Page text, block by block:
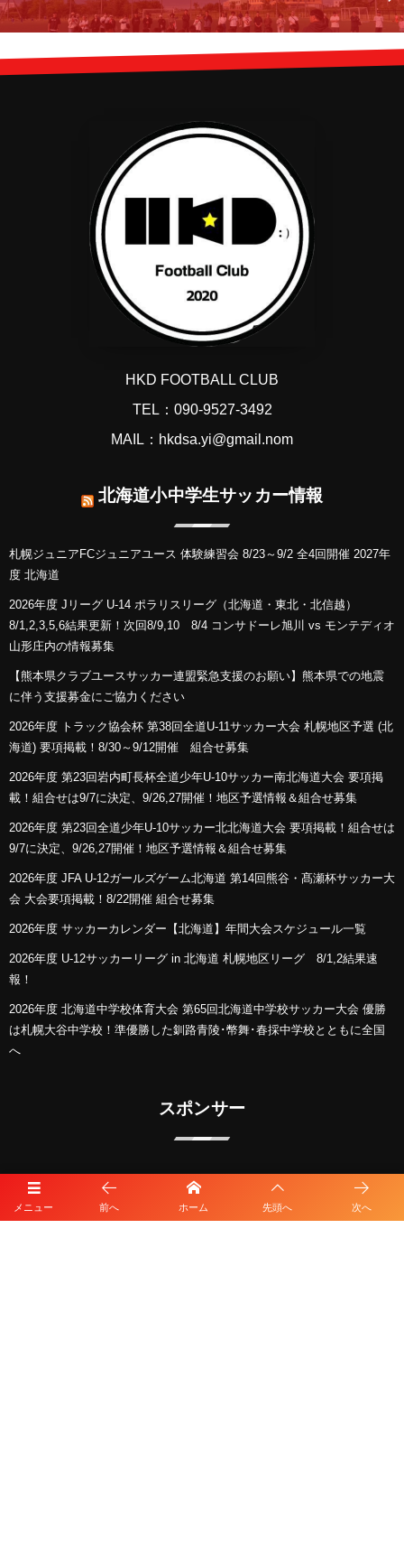
メニュー 前へ ホーム 先頭へ 次へ
HKD FOOTBALL CLUB
TEL：090-9527-3492
MAIL：hkdsa.yi@gmail.nom
北海道小中学生サッカー情報
札幌ジュニアFCジュニアユース 体験練習会 8/23～9/2 全4回開催 2027年
度 北海道
2026年度 Jリーグ U-14 ポラリスリーグ（北海道・東北・北信越）
8/1,2,3,5,6結果更新！次回8/9,10 8/4 コンサドーレ旭川 vs モンテディオ
山形庄内の情報募集
【熊本県クラブユースサッカー連盟緊急支援のお願い】熊本県での地震
に伴う支援募金にご協力ください
2026年度 トラック協会杯 第38回全道U-11サッカー大会 札幌地区予選 (北
海道) 要項掲載！8/30～9/12開催 組合せ募集
2026年度 第23回岩内町長杯全道少年U-10サッカー南北海道大会 要項掲
載！組合せは9/7に決定、9/26,27開催！地区予選情報＆組合せ募集
2026年度 第23回全道少年U-10サッカー北北海道大会 要項掲載！組合せは
9/7に決定、9/26,27開催！地区予選情報＆組合せ募集
2026年度 JFA U-12ガールズゲーム北海道 第14回熊谷・髙瀬杯サッカー大
会 大会要項掲載！8/22開催 組合せ募集
2026年度 サッカーカレンダー【北海道】年間大会スケジュール一覧
2026年度 U-12サッカーリーグ in 北海道 札幌地区リーグ 8/1,2結果速
報！
2026年度 北海道中学校体育大会 第65回北海道中学校サッカー大会 優勝
は札幌大谷中学校！準優勝した釧路青陵･幣舞･春採中学校とともに全国
へ
スポンサー